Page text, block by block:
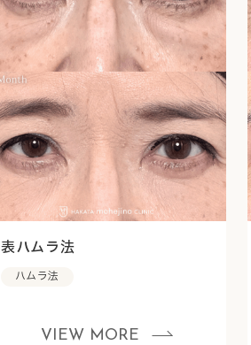
表ハムラ法
ハムラ法
VIEW MORE